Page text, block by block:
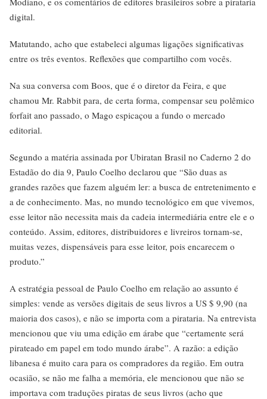
digital.
Matutando, acho que estabeleci algumas ligações significativas
entre os três eventos. Reflexões que compartilho com vocês.
Na sua conversa com Boos, que é o diretor da Feira, e que
chamou Mr. Rabbit para, de certa forma, compensar seu polêmico
forfait ano passado, o Mago espicaçou a fundo o mercado
editorial.
Segundo a matéria assinada por Ubiratan Brasil no Caderno 2 do
Estadão do dia 9, Paulo Coelho declarou que “São duas as
grandes razões que fazem alguém ler: a busca de entretenimento e
a de conhecimento. Mas, no mundo tecnológico em que vivemos,
esse leitor não necessita mais da cadeia intermediária entre ele e o
conteúdo. Assim, editores, distribuidores e livreiros tornam-se,
muitas vezes, dispensáveis para esse leitor, pois encarecem o
produto.”
A estratégia pessoal de Paulo Coelho em relação ao assunto é
simples: vende as versões digitais de seus livros a US $ 9,90 (na
maioria dos casos), e não se importa com a pirataria. Na entrevista
mencionou que viu uma edição em árabe que “certamente será
pirateado em papel em todo mundo árabe”. A razão: a edição
libanesa é muito cara para os compradores da região. Em outra
ocasião, se não me falha a memória, ele mencionou que não se
importava com traduções piratas de seus livros (acho que